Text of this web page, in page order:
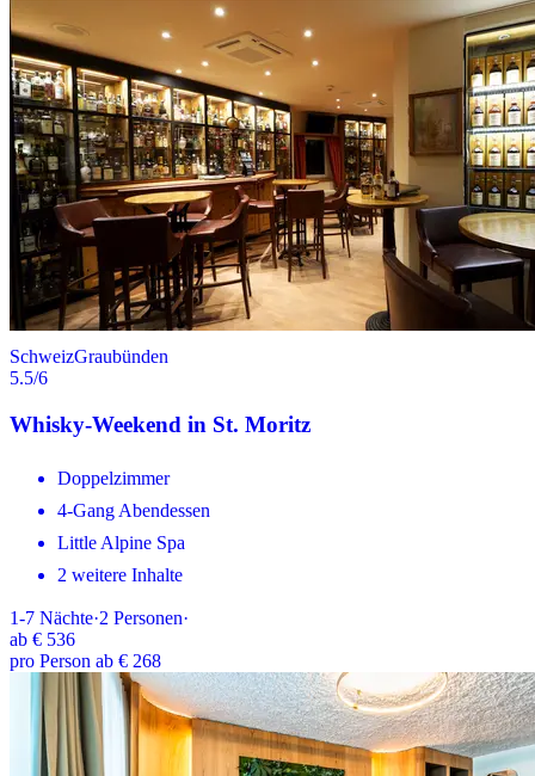
SchweizGraubünden
5.5/6
Whisky-Weekend in St. Moritz
Doppelzimmer
4-Gang Abendessen
Little Alpine Spa
2 weitere Inhalte
1-7 Nächte·2 Personen·
ab € 536
pro Person ab € 268